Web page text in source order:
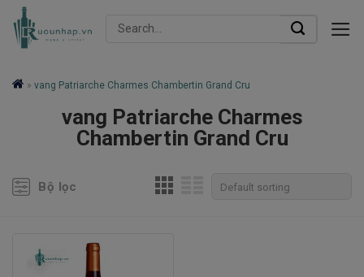
Skip
Search
» vang Patriarche Charmes Chambertin Grand Cru
vang Patriarche Charmes
Chambertin Grand Cru
Bộ lọc